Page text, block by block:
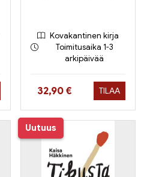
Kovakantinen kirja
Toimitusaika 1-3
arkipäivää
Hinta nyt
32,90 € TILAA
Uutuus